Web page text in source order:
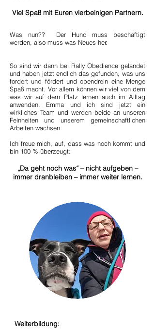
Viel Spaß mit Euren vierbeinigen Partnern.
Was nun?? Der Hund muss beschäftigt
werden, also muss was Neues her.
So sind wir dann bei Rally Obedience gelandet
und haben jetzt endlich das gefunden, was uns
fordert und fördert und obendrein eine Menge
Spaß macht. Vor allem können wir viel von dem
was wir auf dem Platz lernen auch im Alltag
anwenden. Emma und ich sind jetzt ein
wirkliches Team und werden beide an unseren
Feinheiten und unserem gemeinschaftlichen
Arbeiten wachsen.
Ich freue mich, auf, dass was noch kommt und
bin 100 % überzeugt:
„Da geht noch was“ – nicht aufgeben –
immer dranbleiben – immer weiter lernen.
Weiterbildung: